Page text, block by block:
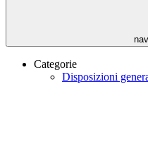
Categorie
Disposizioni